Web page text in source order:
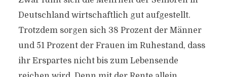
Deutschland wirtschaftlich gut aufgestellt.
Trotzdem sorgen sich 38 Prozent der Männer
und 51 Prozent der Frauen im Ruhestand, dass
ihr Erspartes nicht bis zum Lebensende